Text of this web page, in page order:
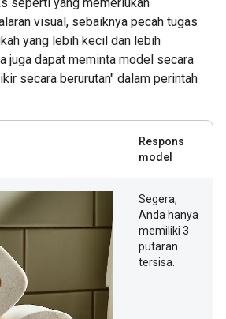
visual, sebaiknya pecah tugas
yang lebih kecil dan lebih
juga dapat meminta model secara
secara berurutan" dalam perintah
Respons
model
Segera,
Anda hanya
memiliki 3
putaran
tersisa.